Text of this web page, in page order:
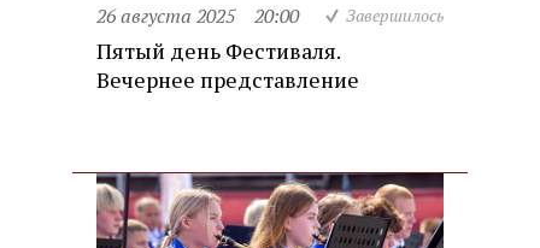
26 августа 2025 20:00 Завершилось
Пятый день Фестиваля.
Вечернее представление